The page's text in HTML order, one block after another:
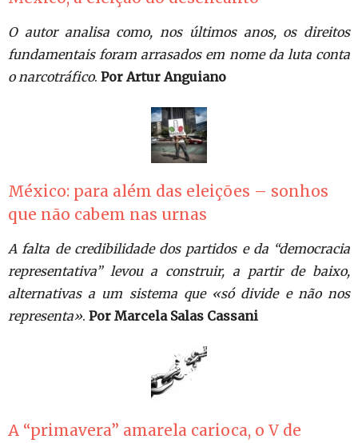
O autor analisa como, nos últimos anos, os direitos
fundamentais foram arrasados em nome da luta conta
o narcotráfico. Por Artur Anguiano
México: para além das eleições – sonhos
que não cabem nas urnas
A falta de credibilidade dos partidos e da “democracia
representativa” levou a construir, a partir de baixo,
alternativas a um sistema que «só divide e não nos
representa». Por Marcela Salas Cassani
A “primavera” amarela carioca, o V de